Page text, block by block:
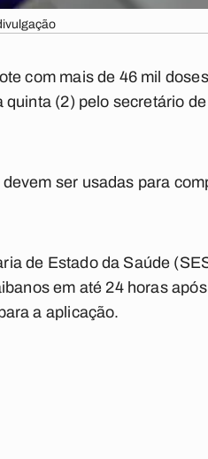
com mais de 46 mil
(2) pelo secretário
ser usadas para
de Estado da Saúde
em até 24 horas
a aplicação.